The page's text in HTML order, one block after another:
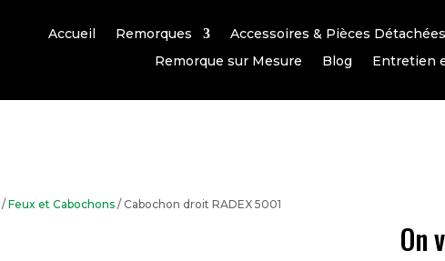
Accueil Remorques Accessoires & Pièces Détachées
Remorque sur Mesure
Blog Entretien
/Feux et Cabochons / Cabochon droit RADEX 5001
On